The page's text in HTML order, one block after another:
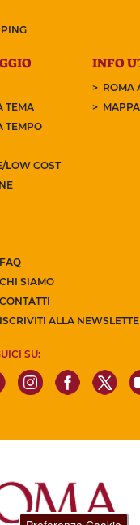
TEMA
TEMPO
LOW COST
INFO
ROMA
FAQ
CHI SIAMO
CONTATTI
ISCRIVITI ALLA
SU: